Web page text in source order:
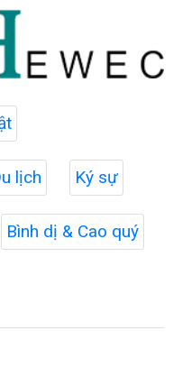
lịch Ký sự
Bình dị & Cao quý